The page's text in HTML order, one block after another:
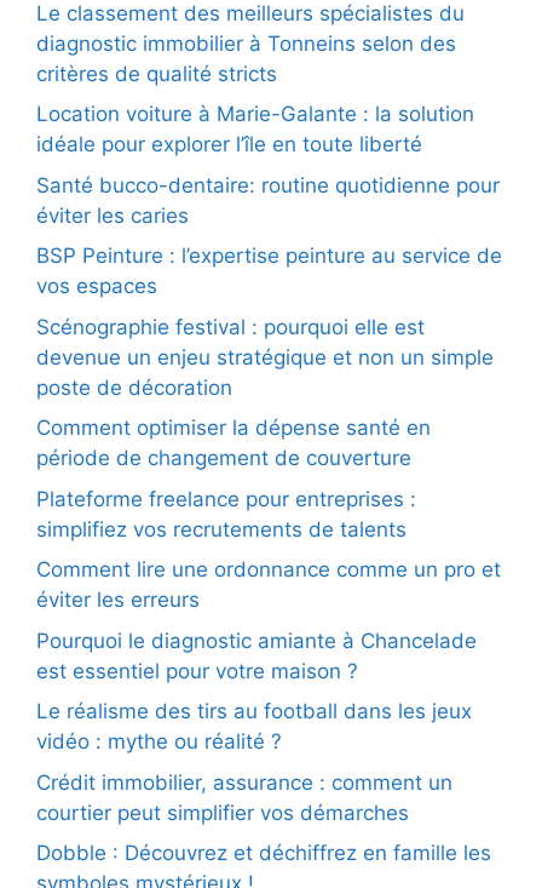
Le classement des meilleurs spécialistes du
diagnostic immobilier à Tonneins selon des
critères de qualité stricts
Location voiture à Marie-Galante : la solution
idéale pour explorer l’île en toute liberté
Santé bucco-dentaire: routine quotidienne pour
éviter les caries
BSP Peinture : l’expertise peinture au service de
vos espaces
Scénographie festival : pourquoi elle est
devenue un enjeu stratégique et non un simple
poste de décoration
Comment optimiser la dépense santé en
période de changement de couverture
Plateforme freelance pour entreprises :
simplifiez vos recrutements de talents
Comment lire une ordonnance comme un pro et
éviter les erreurs
Pourquoi le diagnostic amiante à Chancelade
est essentiel pour votre maison ?
Le réalisme des tirs au football dans les jeux
vidéo : mythe ou réalité ?
Crédit immobilier, assurance : comment un
courtier peut simplifier vos démarches
Dobble : Découvrez et déchiffrez en famille les